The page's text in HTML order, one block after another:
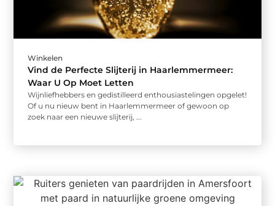
Winkelen
Vind de Perfecte Slijterij in Haarlemmermeer:
Waar U Op Moet Letten
Wijnliefhebbers en gedistilleerd enthousiastelingen opgelet!
Of u nu nieuw bent in Haarlemmermeer of gewoon op
zoek naar een nieuwe slijterij, ...